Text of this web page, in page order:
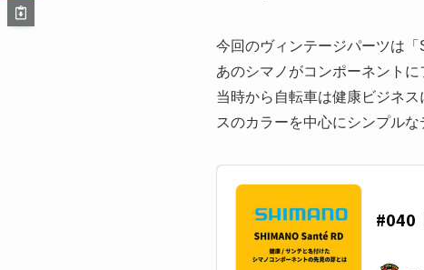
今回のヴィンテージパーツは「
あのシマノがコンポーネント
当時から自転車は健康ビジネ
スのカラーを中心にシンプル